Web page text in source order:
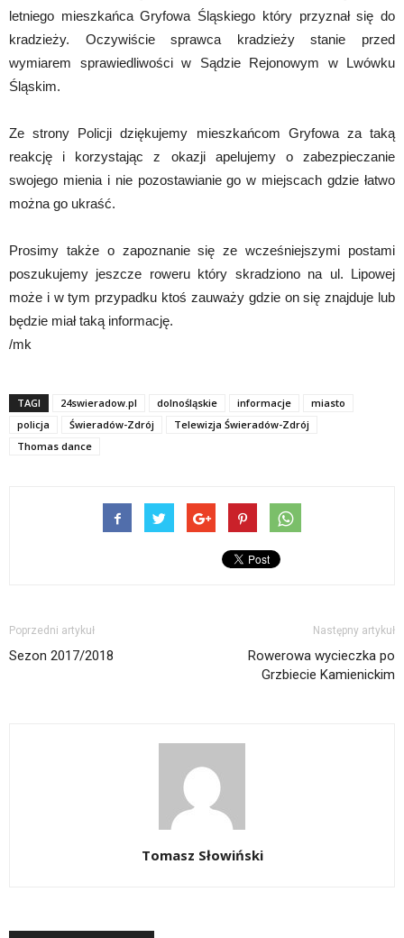
letniego mieszkańca Gryfowa Śląskiego który przyznał się do
kradzieży. Oczywiście sprawca kradzieży stanie przed
wymiarem sprawiedliwości w Sądzie Rejonowym w Lwówku
Śląskim.
Ze strony Policji dziękujemy mieszkańcom Gryfowa za taką
reakcję i korzystając z okazji apelujemy o zabezpieczanie
swojego mienia i nie pozostawianie go w miejscach gdzie łatwo
można go ukraść.
Prosimy także o zapoznanie się ze wcześniejszymi postami
poszukujemy jeszcze roweru który skradziono na ul. Lipowej
może i w tym przypadku ktoś zauważy gdzie on się znajduje lub
będzie miał taką informację.
/mk
TAGI 24swieradow.pl dolnośląskie informacje
miasto
policja
Świeradów-Zdrój
Telewizja Świeradów-Zdrój
Thomas dance
Poprzedni artykuł
Sezon 2017/2018
Następny artykuł
Rowerowa wycieczka po
Grzbiecie Kamienickim
Tomasz Słowiński